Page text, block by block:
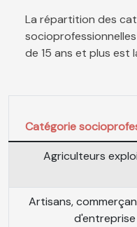
La répartition des
de 15 ans et plus est
Catégorie
Agriculteurs
Artisans,
d'entreprise